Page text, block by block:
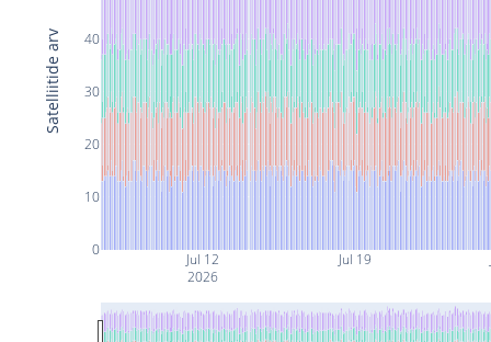
Jul 12
2026
Jul 19
0
10
20
30
40
Satelliitide arv